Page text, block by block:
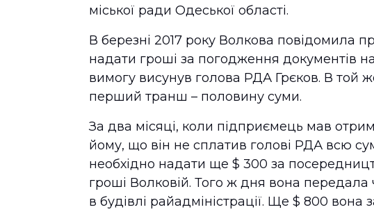
міської ради Одеської області.
В березні 2017 року Волкова повідомила
надати гроші за погодження документів
вимогу висунув голова РДА Грєков. В той
перший транш – половину суми.
За два місяці, коли підприємець мав
йому, що він не сплатив голові РДА всю
необхідно надати ще $ 300 за
гроші Волковій. Того ж дня вона передала
в будівлі райадміністрації. Ще $ 800 вона